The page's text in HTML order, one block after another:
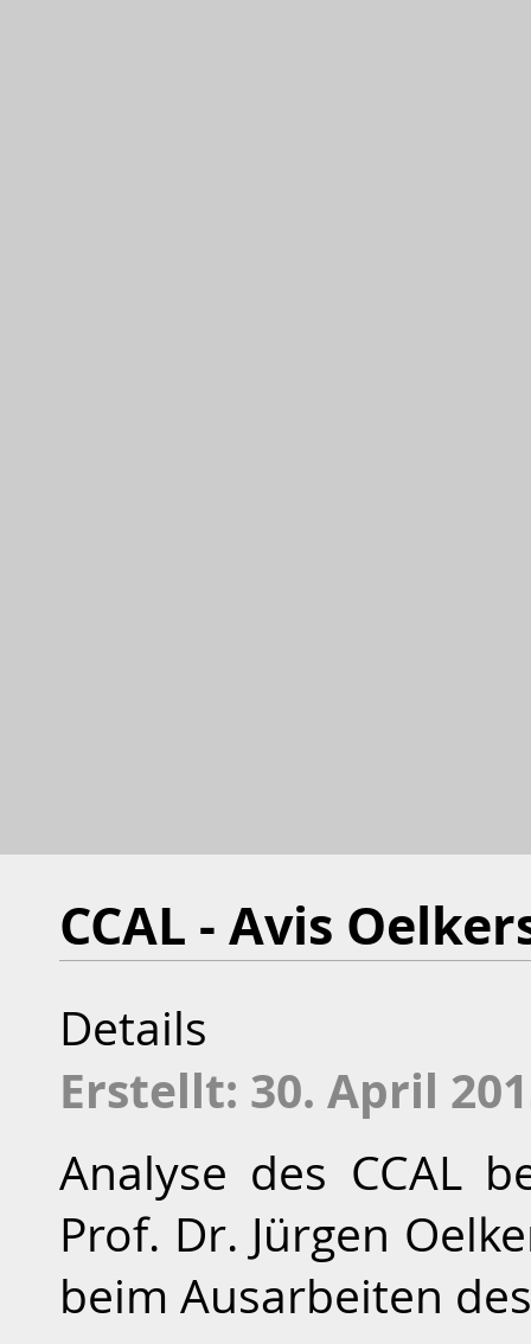
CCAL - Avis
Details
Erstellt: 30. April
Analyse des CCAL
Prof. Dr. Jürgen
beim Ausarbeiten